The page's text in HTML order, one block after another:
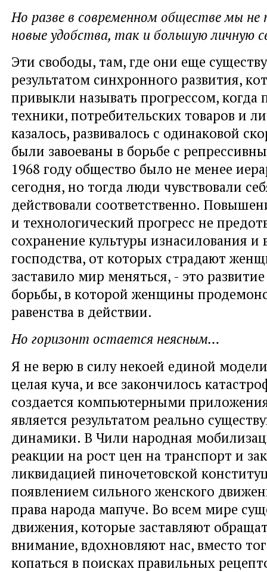
Но разве в современном обществе мы не
новые удобства, так и большую личную
Эти свободы, там, где они еще
результатом синхронного развития,
привыкли называть прогрессом, когда
техники, потребительских товаров и
казалось, развивалось с одинаковой
были завоеваны в борьбе с
1968 году общество было не менее
сегодня, но тогда люди чувствовали
действовали соответственно.
и технологический прогресс не
сохранение культуры изнасилования и
господства, от которых страдают
заставило мир меняться, - это
борьбы, в которой женщины
равенства в действии.
Но горизонт остается неясным…
Я не верю в силу некоей единой
целая куча, и все закончилось
создается компьютерными
является результатом реально
динамики. В Чили народная
реакции на рост цен на транспорт и
ликвидацией пиночетовской
появлением сильного женского
права народа мапуче. Во всем мире
движения, которые заставляют
внимание, вдохновляют нас, вместо
копаться в поисках правильных